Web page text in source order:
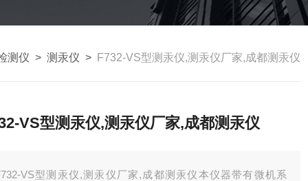
测仪 > 测汞仪 > F732-VS型测汞仪,测汞仪厂家,成都测汞仪
VS型测汞仪,测汞仪厂家,成都测汞仪
VS型测汞仪,测汞仪厂家,成都测汞仪本仪器带有微机系